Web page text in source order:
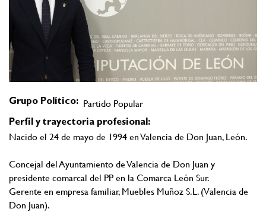
Grupo Político: Partido Popular
Perfil y trayectoria profesional:
Nacido el 24 de mayo de 1994 en Valencia de Don Juan, León.
Concejal del Ayuntamiento de Valencia de Don Juan y
presidente comarcal del PP en la Comarca León Sur.
Gerente en empresa familiar, Muebles Muñoz S.L. (Valencia de
Don Juan).